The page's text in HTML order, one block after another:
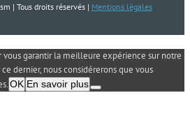
| Tous droits réservés | Mentions légales
vous garantir la meilleure expérience sur notre
dernier, nous considérerons que vous
OK En savoir plus